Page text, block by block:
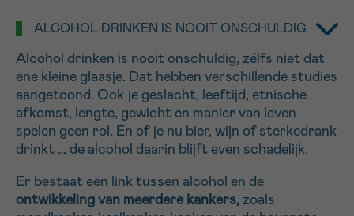
ALCOHOL DRINKEN IS NOOIT ONSCHULDIG
Alcohol drinken is nooit onschuldig, zélfs niet dat
ene kleine glaasje. Dat hebben verschillende studies
aangetoond. Ook je geslacht, leeftijd, etnische
afkomst, lengte, gewicht en manier van leven
spelen geen rol. En of je nu bier, wijn of sterkedrank
drinkt … de alcohol daarin blijft even schadelijk.
Er bestaat een link tussen alcohol en de
ontwikkeling van meerdere kankers, zoals
NAAM
VOORNAAM
IN DE STRIJD TEGEN KANKER STA
Professionele medewerkers beantwoorden je vragen
Contacteer ons gratis
geen enkele diagnose
NAAM
Gegevens
KIES DE TIJDSSPANNE VAN JE AFSPRAAK
9h-11h
13h-16h